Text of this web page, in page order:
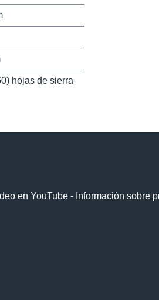
hojas de sierra
en YouTube - Información sobre